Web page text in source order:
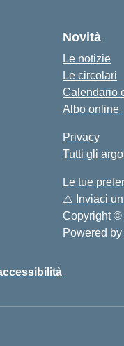
Novità
Le notizie
Le circolari
Calendario
Albo online
Privacy
Tutti gli
Le tue
⚠️ Inviaci
Copyright ©
Powered by